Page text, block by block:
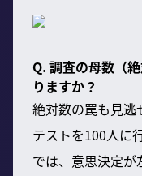
Q. 調査の母数（
りますか？
絶対数の罠も見逃
テストを100人に
では、意思決定が